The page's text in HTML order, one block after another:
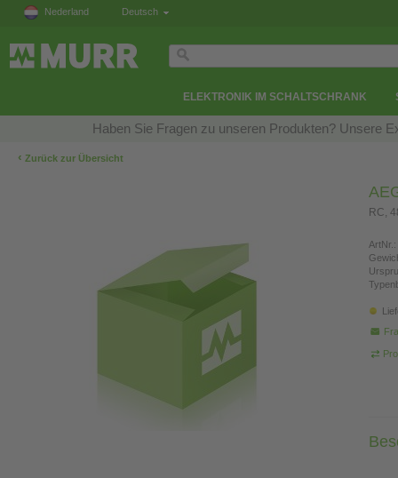
Nederland Deutsch
ELEKTRONIK IM SCHALTSCHRANK
Haben Sie Fragen zu unseren Produkten? Unsere
‹ Zurück zur Übersicht
RC,
ArtNr.: